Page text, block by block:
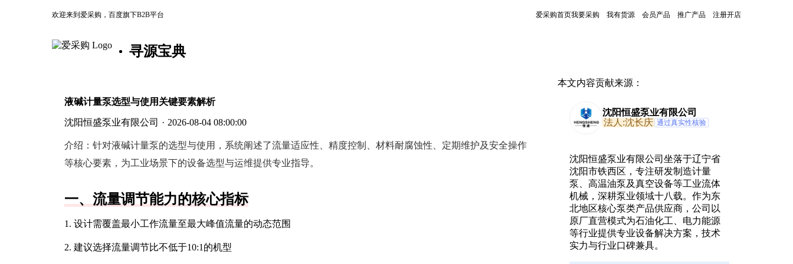
欢迎来到爱采购，百度旗下B2B平台 爱采购首页我要采购 我有货源 会员产品 推广产品 注册开店
寻源宝典
液碱计量泵选型与使用关键要素解析
沈阳恒盛泵业有限公司 · 2026-08-04 08:00:00
介绍： 针对液碱计量泵的选型与使用，系统阐述了流量适应性、精度控制、材料耐腐蚀性、定期维护及安全操作
等核心要素，为工业场景下的设备选型与运维提供专业指导。
一、流量调节能力的核心指标
1. 设计需覆盖最小工作流量至最大峰值流量的动态范围
2. 建议选择流量调节比不低于10:1的机型
本文内容贡献来源：
沈阳恒盛泵业有限公司
法人:沈长庆 通过真实性核验
沈阳恒盛泵业有限公司坐落于辽宁省
沈阳市铁西区，专注研发制造计量
泵、高温油泵及真空设备等工业流体
机械，深耕泵业领域十八载。作为东
北地区核心泵类产品供应商，公司以
原厂直营模式为石油化工、电力能源
等行业提供专业设备解决方案，技术
实力与行业口碑兼具。